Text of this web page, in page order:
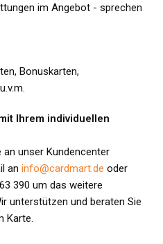
im Angebot - sprechen
Bonuskarten,
Ihrem individuellen
an unser Kundencenter
an info@cardmart.de oder
390 um das weitere
unterstützen und beraten Sie
Karte.